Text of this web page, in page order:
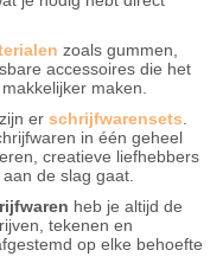
zoals gummen,
accessoires die het
maken.
er schrijfwarensets.
in één geheel
creatieve liefhebbers
de slag gaat.
heb je altijd de
tekenen en
op elke behoefte